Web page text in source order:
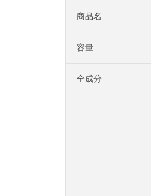
商品名
容量
全成分